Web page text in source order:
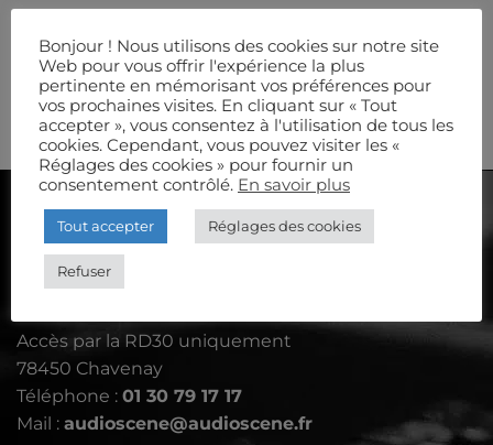
AUDIOSCÈNE
Le Petit Aulnay - rue de Davron
Accès par la RD30 uniquement
78450 Chavenay
Téléphone : 01 30 79 17 17
Mail : audioscene@audioscene.fr
Bonjour ! Nous utilisons des cookies sur notre site
Web pour vous offrir l'expérience la plus
pertinente en mémorisant vos préférences pour
vos prochaines visites. En cliquant sur « Tout
accepter », vous consentez à l'utilisation de tous les
cookies. Cependant, vous pouvez visiter les «
Réglages des cookies » pour fournir un
consentement contrôlé. En savoir plus
Tout accepter Réglages des cookies
Refuser